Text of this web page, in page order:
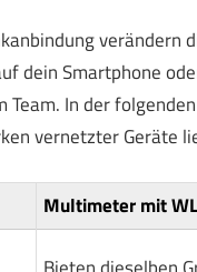
verändern
dein Smartphone
Team. In der
vernetzter Geräte
Multimeter mit